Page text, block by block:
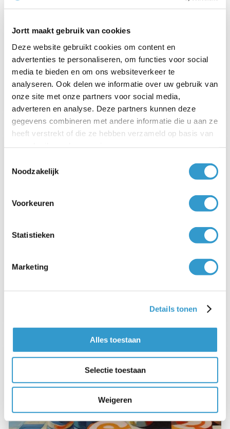
Jortt maakt gebruik van cookies
Deze website gebruikt cookies om content en
advertenties te personaliseren, om functies voor social
media te bieden en om ons websiteverkeer te
analyseren. Ook delen we informatie over uw gebruik van
onze site met onze partners voor social media,
adverteren en analyse. Deze partners kunnen deze
gegevens combineren met andere informatie die u aan ze
heeft verstrekt of die ze hebben verzameld op basis van
Noodzakelijk
Voorkeuren
Statistieken
Marketing
Details tonen
Alles toestaan
Selectie toestaan
Weigeren
Ineens floepte het eruit.
21-11-2022
Lees verder
07-11-2022